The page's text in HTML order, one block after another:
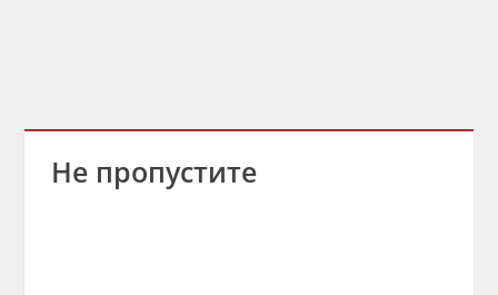
Не пропустите